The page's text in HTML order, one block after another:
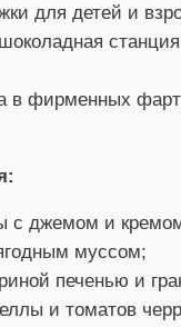
для детей и
в фирменных
с джемом и
муссом;
печенью и
и томатов